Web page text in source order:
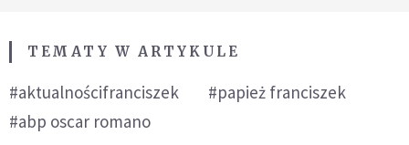
TEMATY W ARTYKULE
#aktualnościfranciszek
#papież franciszek
#abp oscar romano